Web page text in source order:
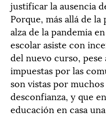
justificar la ausencia
Porque, más allá de
alza de la pandemia
escolar asiste con
del nuevo curso,
impuestas por las
son vistas por
desconfianza, y que
educación en casa